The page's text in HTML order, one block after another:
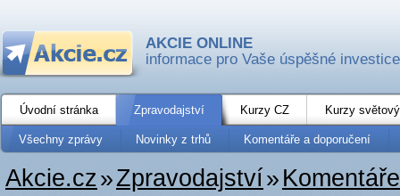
AKCIE ONLINE
informace pro Vaše úspěšné investice
Úvodní stránka Zpravodajství Kurzy CZ Kurzy
Všechny zprávy Novinky z trhů Komentáře a doporučení
Akcie.cz»Zpravodajství»